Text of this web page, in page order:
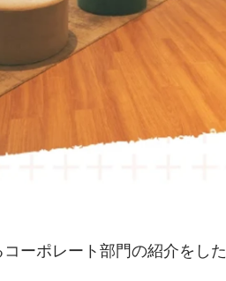
ーポレート部門の紹介をした